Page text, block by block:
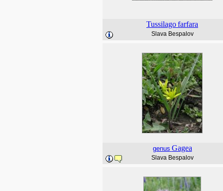
Tussilagofarfara
Slava Bespalov
genus Gagea
Slava Bespalov